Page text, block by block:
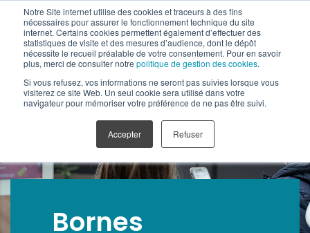
Notre Site internet utilise des cookies et traceurs à des fins
nécessaires pour assurer le fonctionnement technique du site
internet. Certains cookies permettent également d’effectuer des
statistiques de visite et des mesures d’audience, dont le dépôt
nécessite le recueil préalable de votre consentement. Pour en savoir
plus, merci de consulter notre politique de gestion des cookies.
Si vous refusez, vos informations ne seront pas suivies lorsque vous
visiterez ce site Web. Un seul cookie sera utilisé dans votre
navigateur pour mémoriser votre préférence de ne pas être suivi.
Accepter Refuser
Bornes